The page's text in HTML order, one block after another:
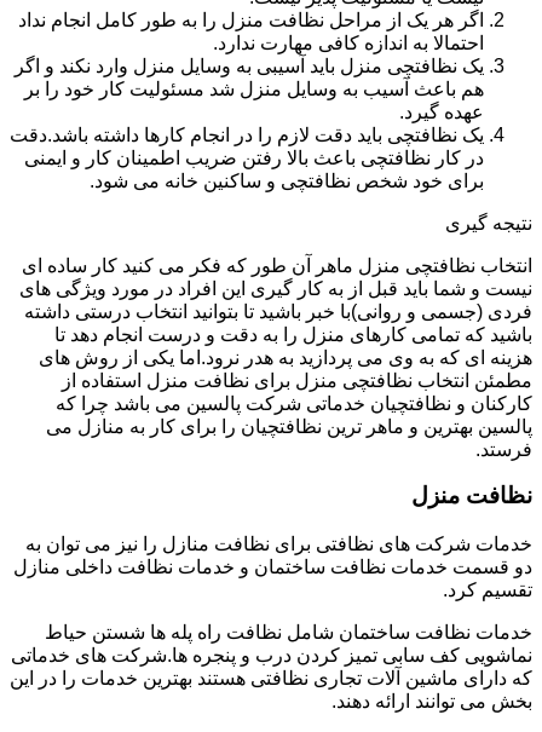
اگر هر یک از مراحل نظافت منزل را به طور کامل انجام نداد
احتمالا به اندازه کافی مهارت ندارد.
یک نظافتچی منزل باید آسیبی به وسایل منزل وارد نکند و اگر
هم باعث آسیب به وسایل منزل شد مسئولیت کار خود را بر
عهده گیرد.
یک نظافتچی باید دقت لازم را در انجام کارها داشته باشد.دقت
در کار نظافتچی باعث بالا رفتن ضریب اطمینان کار و ایمنی
برای خود شخص نظافتچی و ساکنین خانه می شود.
نتیجه گیری
انتخاب نظافتچی منزل ماهر آن طور که فکر می کنید کار ساده ای
نیست و شما باید قبل از به کار گیری این افراد در مورد ویژگی های
فردی (جسمی و روانی)با خبر باشید تا بتوانید انتخاب درستی داشته
باشید که تمامی کارهای منزل را به دقت و درست انجام دهد تا
هزینه ای که به وی می پردازید به هدر نرود.اما یکی از روش های
مطمئن انتخاب نظافتچی منزل برای نظافت منزل استفاده از
کارکنان و نظافتچیان خدماتی شرکت پالسین می باشد چرا که
پالسین بهترین و ماهر ترین نظافتچیان را برای کار به منازل می
فرستد.
نظافت منزل
خدمات شرکت های نظافتی برای نظافت منازل را نیز می توان به
دو قسمت خدمات نظافت ساختمان و خدمات نظافت داخلی منازل
تقسیم کرد.
خدمات نظافت ساختمان شامل نظافت راه پله ها شستن حیاط
نماشویی کف سابی تمیز کردن درب و پنجره ها.شرکت های خدماتی
که دارای ماشین آلات تجاری نظافتی هستند بهترین خدمات را در این
بخش می توانند ارائه دهند.